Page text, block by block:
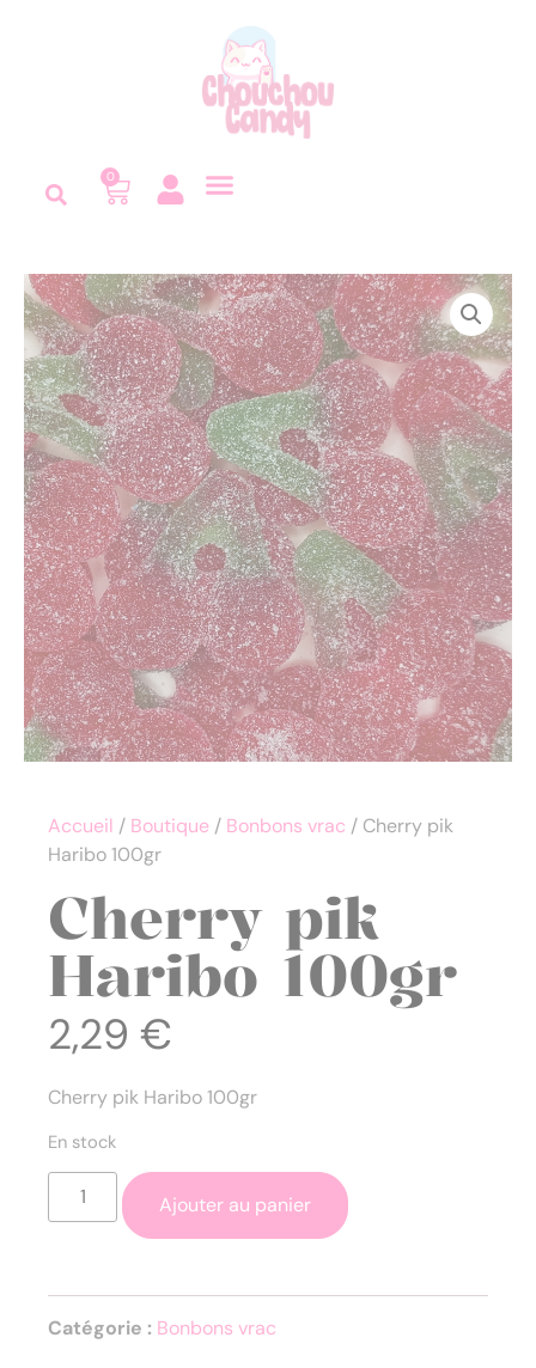
0
Accueil / Boutique / Bonbons vrac / Cherry pik
Haribo 100gr
Cherry pik
Haribo 100gr
2,29 €
Cherry pik Haribo 100gr
En stock
Ajouter au panier
Catégorie : Bonbons vrac